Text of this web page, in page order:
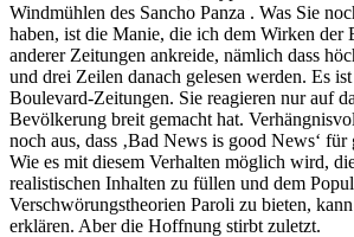
Windmühlen des Sancho Panza . Was Sie
haben, ist die Manie, die ich dem Wirken der
anderer Zeitungen ankreide, nämlich dass
und drei Zeilen danach gelesen werden. Es
Boulevard-Zeitungen. Sie reagieren nur auf
Bevölkerung breit gemacht hat.
noch aus, dass ‚Bad News is good News‘
Wie es mit diesem Verhalten möglich wird,
realistischen Inhalten zu füllen und dem
Verschwörungstheorien Paroli zu bieten,
erklären. Aber die Hoffnung stirbt zuletzt.